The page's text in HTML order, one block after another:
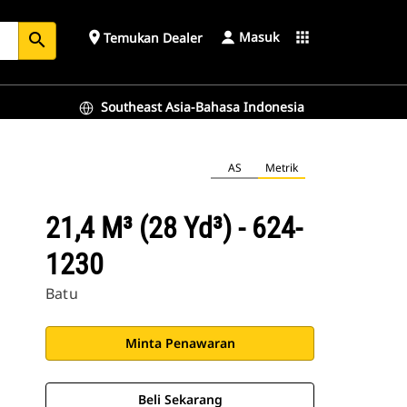
search place Temukan Dealer Masuk apps
Southeast Asia-Bahasa Indonesia
AS Metrik
21,4 M³ (28 Yd³) - 624-
1230
Batu
Minta Penawaran
Beli Sekarang